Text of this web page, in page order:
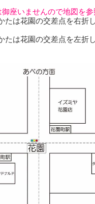
御座いませんので地図を参
は花園の交差点を右折
は花園の交差点を左折